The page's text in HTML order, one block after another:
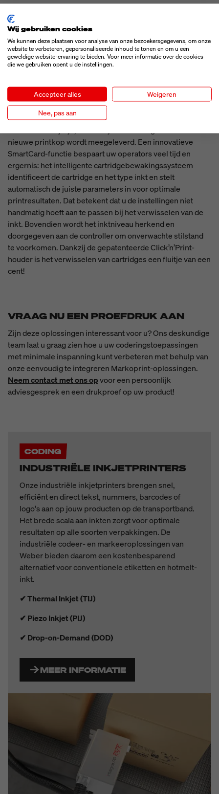
SMARTCARD-FUNCTIE
Een groot voordeel van onze TIJ-printers is dat ze
nieuwe printkop wordt meegeleverd. Een innovatieve
SmartCard-functie bespaart uw operators veel tijd en
ergernis: het intelligente cartridgebewakingssysteem
identificeert de cartridge en het type inkt en stelt
automatisch de juiste parameters in voor optimale
printresultaten. Dat betekent dat u de instellingen niet
handmatig hoeft aan te passen bij het verwisselen van de
inkt. Bovendien wordt het inktniveau herkend en
doorgegeven aan de controller om onverwachte stilstand
te voorkomen. Dankzij de gepatenteerde Click’n’Print-
houder is het verwisselen van cartridges een fluitje van een
cent!
VRAAG NU EEN PROEFDRUK AAN
Zijn deze oplossingen interessant voor u? Ons deskundige
team laat u graag zien hoe u uw coderingstoepassingen
met minimale inspanning kunt verbeteren met behulp van
onze eenvoudig te integreren Markoprint-oplossingen.
Neem contact met ons opvoor een persoonlijk
adviesgesprek en een drukproef op uw product!
CODING
INDUSTRIËLE INKJETPRINTERS
Onze industriële inkjetprinters brengen snel,
efficiënt en direct tekst, nummers, barcodes of
logo's aan op jouw producten op de transportband.
Het brede scala aan inkten zorgt voor optimale
resultaten op alle soorten verpakkingen. De
industriële codeer- en markeeroplossingen van
Weber bieden daarom een kostenbesparend
alternatief voor conventionele etiketten en hotmelt-
inkt.
✔ Thermal Inkjet (TIJ)
✔ Piezo Inkjet (PIJ)
✔ Drop-on-Demand (DOD)
MEER INFORMATIE
Wij gebruiken cookies
We kunnen deze plaatsen voor analyse van onze bezoekersgegevens, om onze
website te verbeteren, gepersonaliseerde inhoud te tonen en om u een
geweldige website-ervaring te bieden. Voor meer informatie over de cookies
die we gebruiken opent u de instellingen.
Accepteer alles Weigeren
Nee, pas aan